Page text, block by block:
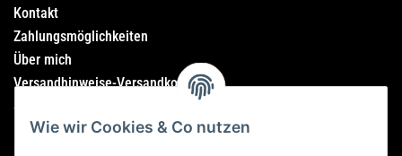
Wie wir Cookies & Co nutzen
Kontakt
Zahlungsmöglichkeiten
Über mich
Versandhinweise-Versandkosten
Sitemap